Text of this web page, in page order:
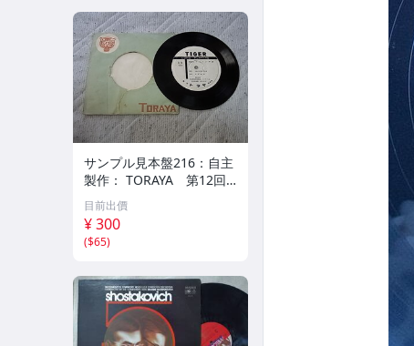
サンプル見本盤216：自主
製作： TORAYA 第12回
秋田県吹奏楽コンクール
シングルレコード
目前出價
¥ 300
($65)